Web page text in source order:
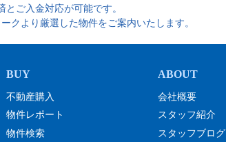
ご入金対応が可能です。
クより厳選した物件をご案内いたします。
不動産購入
物件レポート
物件検索
会社概要
スタッフ紹介
スタッフブログ